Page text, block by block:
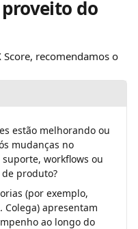
do
recomendamos o
estão melhorando ou
mudanças no
workflows ou
produto?
(por exemplo,
Colega) apresentam
ao longo do